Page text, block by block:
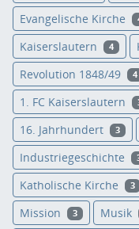
Evangelische Kirche
Kaiserslautern 4
Revolution 1848/49 4
1. FC Kaiserslautern
16. Jahrhundert 3
Industriegeschichte
Katholische Kirche 3
Mission 3 Musik